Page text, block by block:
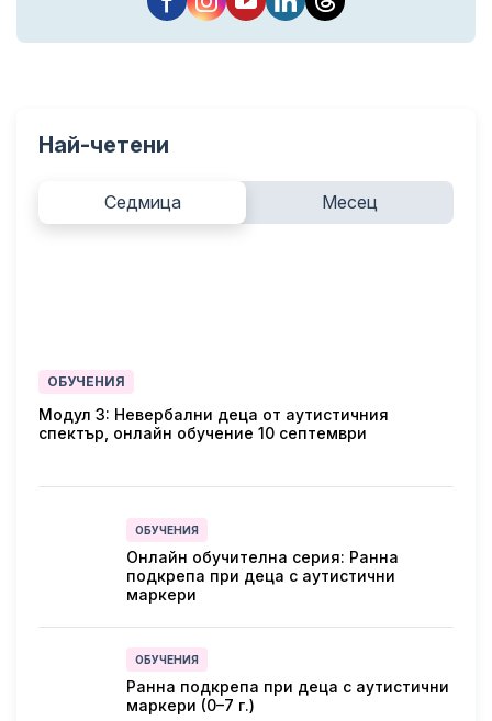
Най-четени
Седмица Месец
ОБУЧЕНИЯ
Модул 3: Невербални деца от аутистичния
спектър, онлайн обучение 10 септември
ОБУЧЕНИЯ
Онлайн обучителна серия: Ранна
подкрепа при деца с аутистични
маркери
ОБУЧЕНИЯ
Ранна подкрепа при деца с аутистични
маркери (0–7 г.)